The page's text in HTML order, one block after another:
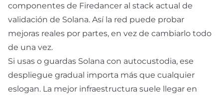
componentes de Firedancer al stack actual de
validación de Solana. Así la red puede probar
mejoras reales por partes, en vez de cambiarlo todo
de una vez.
Si usas o guardas Solana con autocustodia, ese
despliegue gradual importa más que cualquier
eslogan. La mejor infraestructura suele llegar en